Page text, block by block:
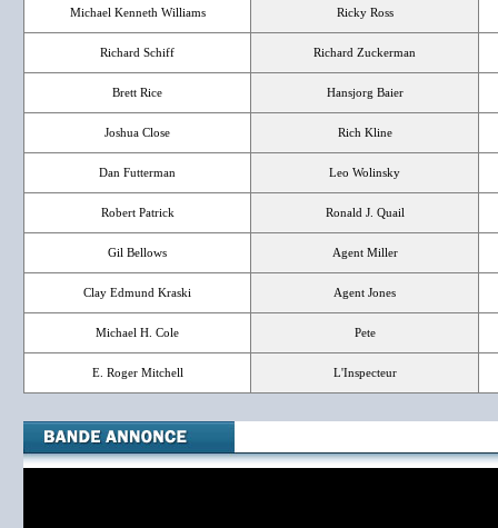
Michael Kenneth Williams Ricky Ross
Richard Schiff Richard Zuckerman
Brett Rice Hansjorg Baier
Joshua Close Rich Kline
Dan Futterman Leo Wolinsky
Robert Patrick Ronald J. Quail
Gil Bellows Agent Miller
Clay Edmund Kraski Agent Jones
Michael H. Cole Pete
E. Roger Mitchell L'Inspecteur